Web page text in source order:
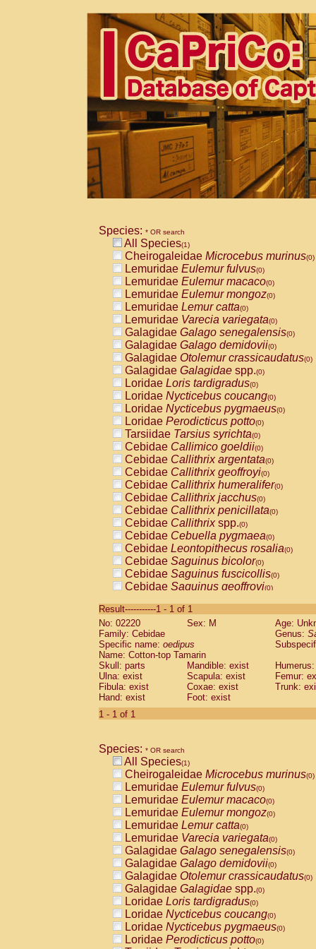
Species: * OR search
All Species(1)
Cheirogaleidae Microcebus murinus(0)
Lemuridae Eulemur fulvus(0)
Lemuridae Eulemur macaco(0)
Lemuridae Eulemur mongoz(0)
Lemuridae Lemur catta(0)
Lemuridae Varecia variegata(0)
Galagidae Galago senegalensis(0)
Galagidae Galago demidovii(0)
Galagidae Otolemur crassicaudatus(0)
Galagidae Galagidae spp.(0)
Loridae Loris tardigradus(0)
Loridae Nycticebus coucang(0)
Loridae Nycticebus pygmaeus(0)
Loridae Perodicticus potto(0)
Tarsiidae Tarsius syrichta(0)
Cebidae Callimico goeldii(0)
Cebidae Callithrix argentata(0)
Cebidae Callithrix geoffroyi(0)
Cebidae Callithrix humeralifer(0)
Cebidae Callithrix jacchus(0)
Cebidae Callithrix penicillata(0)
Cebidae Callithrixspp.(0)
Cebidae Cebuella pygmaea(0)
Cebidae Leontopithecus rosalia(0)
Cebidae Saguinus bicolor(0)
Cebidae Saguinus fuscicollis(0)
Cebidae Saguinus geoffroyi(0)
CebidaeSaguinus labiatus(0)
Cebidae Saguinus leucopus (0)
Cebidae
CebidaeSaguinus mystax
Cebidae Saguinus nigricollis (0)
Cebidae Saguinus oedipus
Cebidae Saguinus weddelli
Cebidae Saguinusspp.
Cebidae
CebidaeCebus capucinus
CebidaeCebus nigrivittatus
CebidaeCebus spp.(0)
CebidaeSaimiri boliviensis(0)
CebidaeSaimiri sciureus(0)
AtelidaeAlouatta caraya(0)
AtelidaeAlouatta fusca(0)
AtelidaeAlouatta seniculus(0)
AtelidaeAlouattaspp.(0)
AtelidaeAteles belzebuth(0)
AtelidaeAteles geoffroyi(0)
AtelidaeAteles paniscus(0)
AtelidaeAtelesspp.(0)
AtelidaeLagothrix lagothricha(0)
AtelidaeLagothrix lagothricha cana
PitheciidaeCacajao calvus
Result-----------1 - 1 of 1
No: 02220
Sex: M
Age:
Family: Cebidae
Genus:
Specific name: oedipus
Name: Cotton-top Tamarin
Skull: parts
Mandible: exist
Ulna: exist
Scapula: exist
Femur:
Fibula: exist
Coxae: exist
Trunk:
Hand: exist
Foot: exist
1 - 1 of 1
Species: * OR search
All Species(1)
Cheirogaleidae Microcebus murinus(0)
Lemuridae Eulemur fulvus(0)
Lemuridae Eulemur macaco(0)
Lemuridae Eulemur mongoz(0)
Lemuridae Lemur catta(0)
Lemuridae Varecia variegata(0)
Galagidae Galago senegalensis(0)
Galagidae Galago demidovii(0)
Galagidae Otolemur crassicaudatus(0)
Galagidae Galagidae spp.(0)
Loridae Loris tardigradus(0)
Loridae Nycticebus coucang(0)
Loridae Nycticebus pygmaeus(0)
Loridae Perodicticus potto(0)